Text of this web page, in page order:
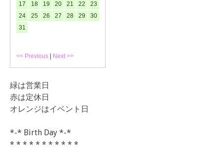
<< Previous Next >>
17
18 19 20 21 22
23
24
25 26 27 28 29
30
31
緑は営業日
赤は定休日
オレンジはイベント日
*-* Birth Day *-*
* * * * * * * * * * *